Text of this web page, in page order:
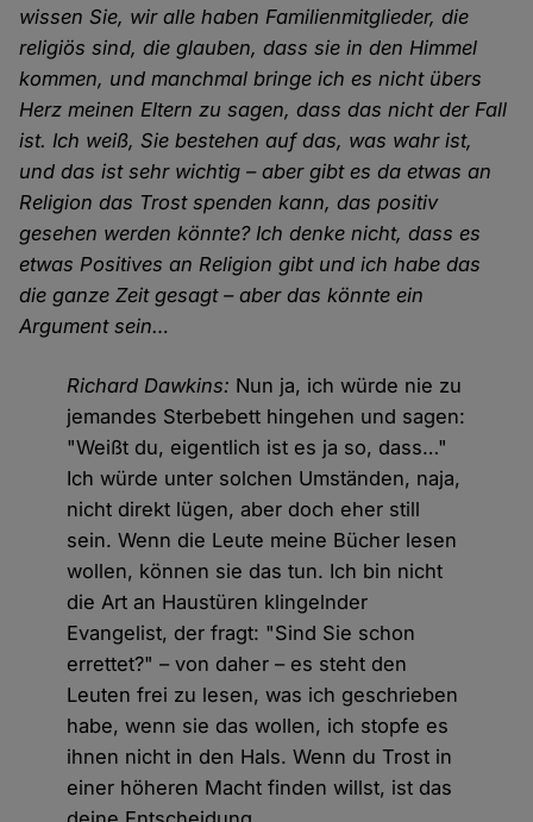
wissen Sie, wir alle haben Familienmitglieder, die
religiös sind, die glauben, dass sie in den Himmel
kommen, und manchmal bringe ich es nicht übers
Herz meinen Eltern zu sagen, dass das nicht der Fall
ist. Ich weiß, Sie bestehen auf das, was wahr ist,
und das ist sehr wichtig – aber gibt es da etwas an
Religion das Trost spenden kann, das positiv
gesehen werden könnte? Ich denke nicht, dass es
etwas Positives an Religion gibt und ich habe das
die ganze Zeit gesagt – aber das könnte ein
Argument sein…
Richard Dawkins: Nun ja, ich würde nie zu
jemandes Sterbebett hingehen und sagen:
"Weißt du, eigentlich ist es ja so, dass…"
Ich würde unter solchen Umständen, naja,
nicht direkt lügen, aber doch eher still
sein. Wenn die Leute meine Bücher lesen
wollen, können sie das tun. Ich bin nicht
die Art an Haustüren klingelnder
Evangelist, der fragt: "Sind Sie schon
errettet?" – von daher – es steht den
Leuten frei zu lesen, was ich geschrieben
habe, wenn sie das wollen, ich stopfe es
ihnen nicht in den Hals. Wenn du Trost in
einer höheren Macht finden willst, ist das